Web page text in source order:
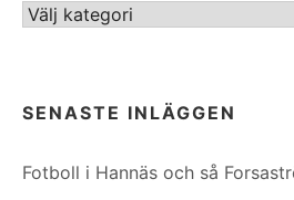
Kategorier
SENASTE INLÄGGEN
Fotboll i Hannäs och så